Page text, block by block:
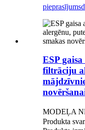
pieprasījums
ESP
filtrāciju
MODEĻA
Produkta